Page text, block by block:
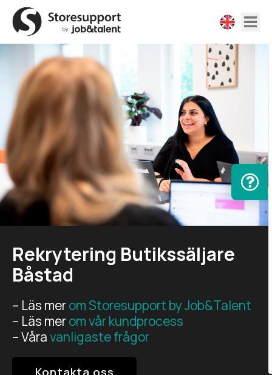
Rekrytering Butikssäljare
Båstad
– Läs merom Storesupport by Job&Talent
– Läs merom vår kundprocess
– Våravanligaste frågor
Kontakta oss